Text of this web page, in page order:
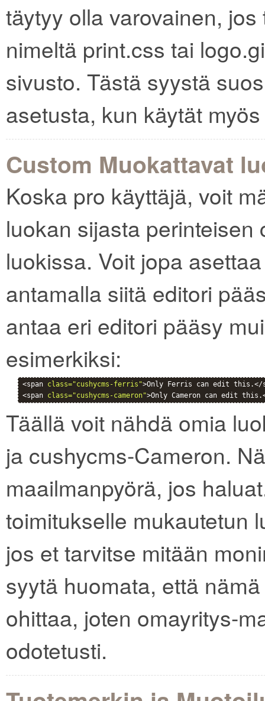
täytyy olla varovainen,
nimeltä print.css tai
sivusto. Tästä syystä
asetusta, kun käytät
Custom Muokattavat
Koska pro käyttäjä, voit
luokan sijasta
luokissa. Voit jopa
antamalla siitä editori
antaa eri editori pääsy
esimerkiksi:
<span class="cushycms-ferris">Only Ferris can edit this.</
<span class="cushycms-cameron">Only Cameron can edit
Täällä voit nähdä omia
ja cushycms-Cameron.
maailmanpyörä, jos
toimitukselle mukautetun
jos et tarvitse mitään
syytä huomata, että
ohittaa, joten omayritys-
odotetusti.